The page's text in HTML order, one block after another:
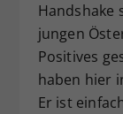
Handshake
jungen
Positives
haben hier
Er ist